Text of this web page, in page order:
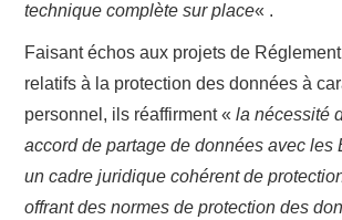
technique complète sur place« .
Faisant échos aux projets de
relatifs à la protection des données à
personnel, ils réaffirment «la nécessité
accord de partage de données avec les
un cadre juridique cohérent de
offrant des normes de protection des